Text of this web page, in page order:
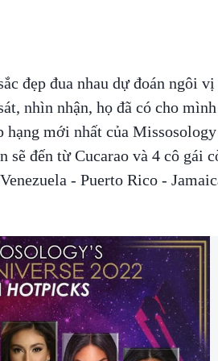
đẹp đua nhau dự đoán ngôi vị
nhìn nhận, họ đã có cho
hạng mới nhất của
sẽ đến từ Cucarao và 4 cô gái
- Puerto Rico -